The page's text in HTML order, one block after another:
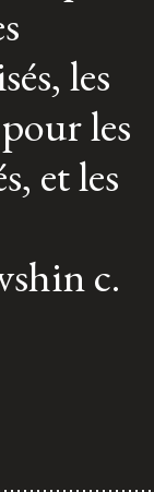
les
les
et les
c.